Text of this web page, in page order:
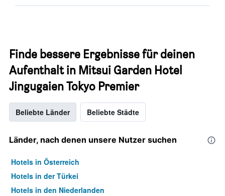
Finde bessere Ergebnisse für deinen
Aufenthalt in Mitsui Garden Hotel
Jingugaien Tokyo Premier
Beliebte Länder Beliebte Städte
Länder, nach denen unsere Nutzer suchen
Hotels in Österreich
Hotels in der Türkei
Hotels in den Niederlanden